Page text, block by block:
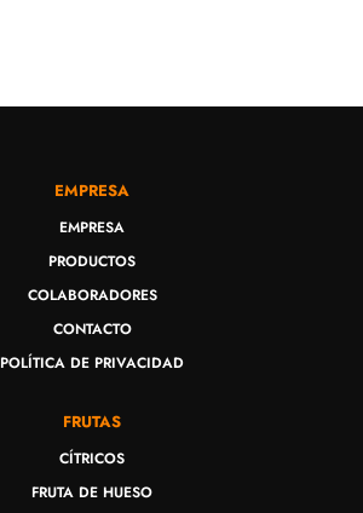
EMPRESA
EMPRESA
PRODUCTOS
COLABORADORES
CONTACTO
POLÍTICA DE PRIVACIDAD
FRUTAS
CÍTRICOS
FRUTA DE HUESO